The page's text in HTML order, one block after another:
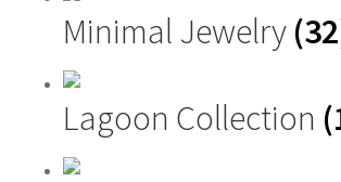
Minimal Jewelry
Lagoon Collection